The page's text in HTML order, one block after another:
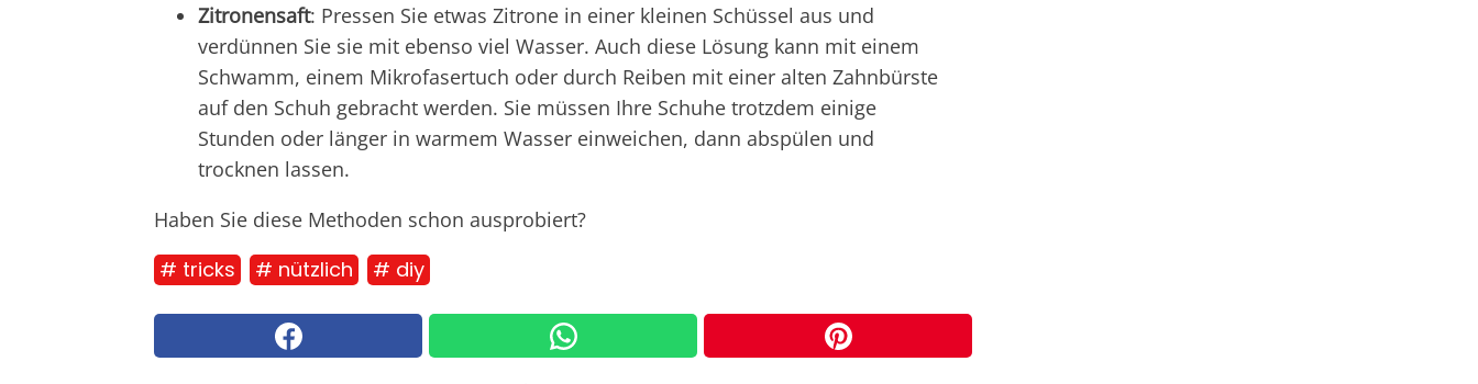
Zitronensaft: Pressen Sie etwas Zitrone in einer kleinen Schüssel aus und
verdünnen Sie sie mit ebenso viel Wasser. Auch diese Lösung kann mit einem
Schwamm, einem Mikrofasertuch oder durch Reiben mit einer alten Zahnbürste
auf den Schuh gebracht werden. Sie müssen Ihre Schuhe trotzdem einige
Stunden oder länger in warmem Wasser einweichen, dann abspülen und
trocknen lassen.
Haben Sie diese Methoden schon ausprobiert?
# tricks # nützlich # diy